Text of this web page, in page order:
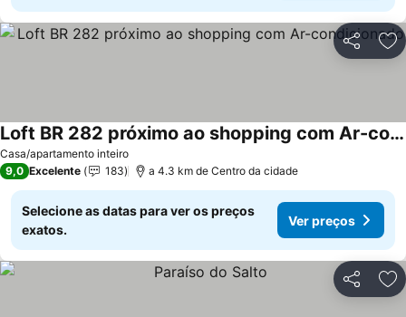
Partilhar
Casa/apartamento inteiro
Loft BR 282 próximo ao shopping com Ar-condicionado
9,0 Excelente 183 a 4.3 km de Centro da cidade
Selecione as datas para ver os preços
exatos.
Ver preços
Partilhar